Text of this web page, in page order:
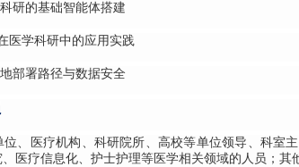
的基础智能体搭建
学科研中的应用实践
署路径与数据安全
医疗机构、科研院所、高校等单位领导、科室
医疗信息化、护士护理等医学相关领域的人员；其